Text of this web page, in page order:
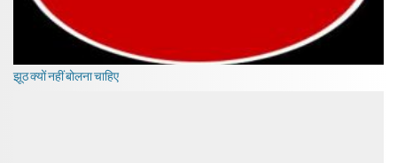
झूठ क्यों नहीं बोलना चाहिए